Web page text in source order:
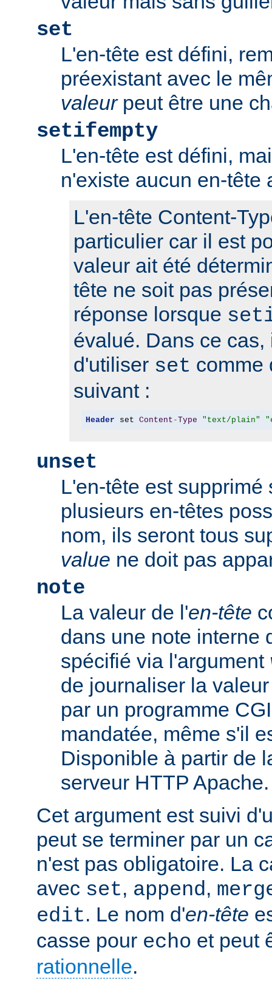
set
L'en-tête est défini,
préexistant avec le
valeurpeut être une
setifempty
L'en-tête est défini,
n'existe aucun en-tête
L'en-tête Content-
particulier car il est
valeur ait été
tête ne soit pas
réponse lorsque
évalué. Dans ce
d'utiliser set comme
suivant :
Header set Content -Type "text/plain"
unset
L'en-tête est supprimé
plusieurs en-têtes
nom, ils seront tous
value ne doit pas
note
La valeur de l'en-tête
dans une note interne
spécifié via l'argument
de journaliser la
par un programme
mandatée, même s'il
Disponible à partir de
serveur HTTP Apache.
Cet argument est suivi
peut se terminer par un
n'est pas obligatoire. La
avec set, append,
edit. Le nom d'en-tête
casse pour echo et peut
rationnelle.